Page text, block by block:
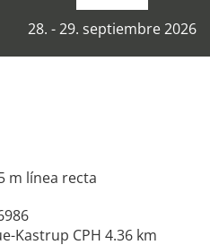
28. - 29. septiembre 2026
m línea recta
Kastrup CPH 4.36 km